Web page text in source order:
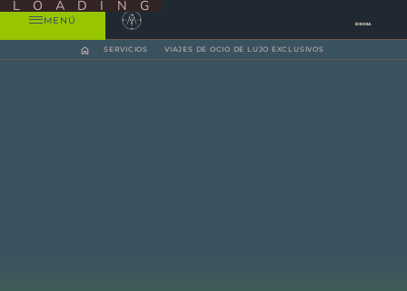
LOADING
MENÚ IDIOMA
SERVICIOS VIAJES DE OCIO DE LUJO EXCLUSIVOS